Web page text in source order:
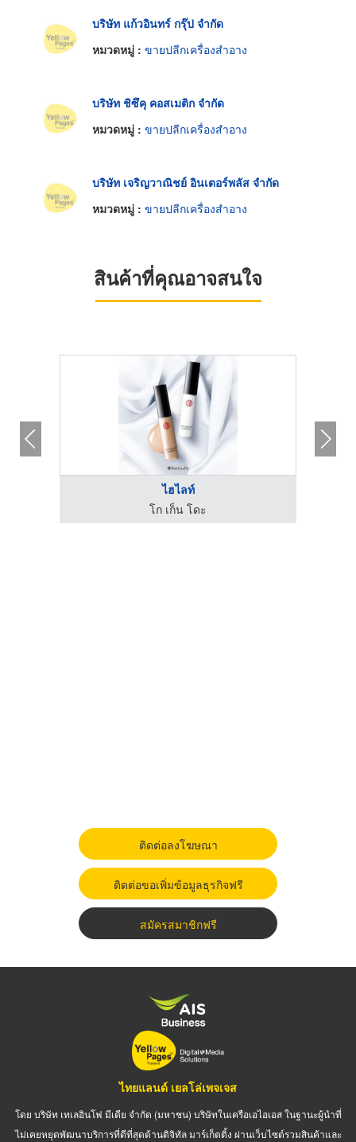
บริษัท แก้วอินทร์ กรุ๊ป จำกัด
หมวดหมู่ : ขายปลีกเครื่องสำอาง
บริษัท ชิซึคุ คอสเมติก จำกัด
หมวดหมู่ : ขายปลีกเครื่องสำอาง
บริษัท เจริญวาณิชย์ อินเตอร์พลัส จำกัด
หมวดหมู่ : ขายปลีกเครื่องสำอาง
สินค้าที่คุณอาจสนใจ
ไฮไลท์
โก เก็น โดะ
ติดต่อลงโฆษณา
ติดต่อขอเพิ่มข้อมูลธุรกิจฟรี
สมัครสมาชิกฟรี
ไทยแลนด์ เยลโล่เพจเจส
โดย บริษัท เทเลอินโฟ มีเดีย จำกัด (มหาชน) บริษัทในเครือเอไอเอส ในฐานะผู้นำที่
ไม่เคยหยุดพัฒนาบริการที่ดีที่สุดด้านดิจิทัล มาร์เก็ตติ้ง ผ่านเว็บไซต์รวมสินค้าและ